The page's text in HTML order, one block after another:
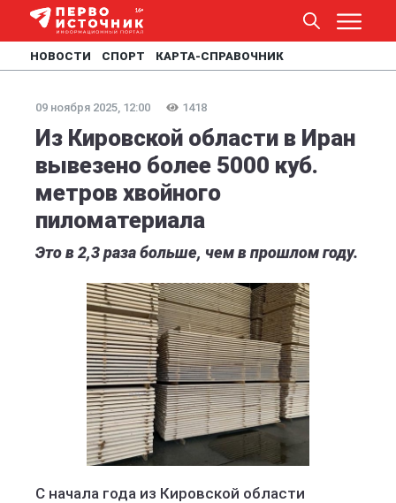
НОВОСТИ СПОРТ КАРТА-СПРАВОЧНИК
09 ноября 2025, 12:00 1418
Из Кировской области в Иран
вывезено более 5000 куб.
метров хвойного
пиломатериала
Это в 2,3 раза больше, чем в прошлом году.
С начала года из Кировской области